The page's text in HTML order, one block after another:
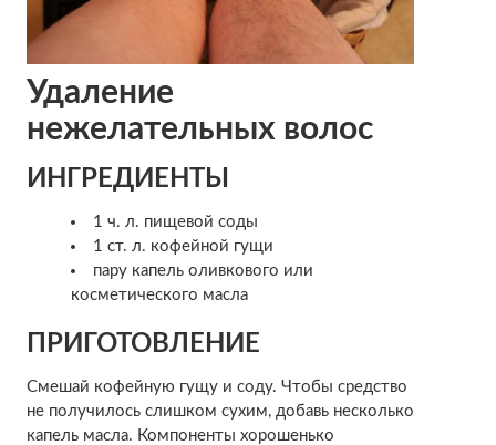
Удаление
нежелательных волос
ИНГРЕДИЕНТЫ
1 ч. л. пищевой соды
1 ст. л. кофейной гущи
пару капель оливкового или
косметического масла
ПРИГОТОВЛЕНИЕ
Смешай кофейную гущу и соду. Чтобы средство
не получилось слишком сухим, добавь несколько
капель масла. Компоненты хорошенько